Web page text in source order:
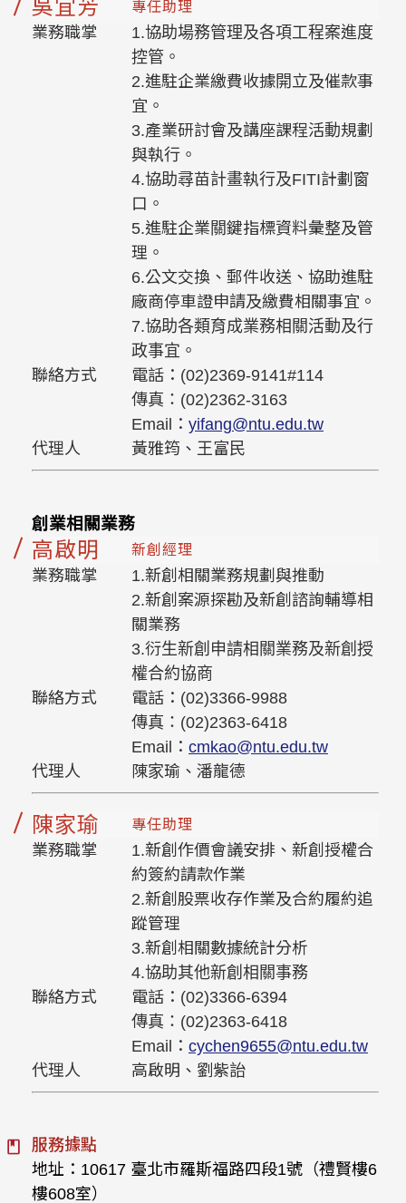
吳宜芳 專任助理
業務職掌
1.協助場務管理及各項工程案進度
控管。
2.進駐企業繳費收據開立及催款事
宜。
3.產業研討會及講座課程活動規劃
與執行。
4.協助尋苗計畫執行及FITI計劃窗
口。
5.進駐企業關鍵指標資料彙整及管
理。
6.公文交換、郵件收送、協助進駐
廠商停車證申請及繳費相關事宜。
7.協助各類育成業務相關活動及行
政事宜。
聯絡方式
電話：(02)2369-9141#114
傳真：(02)2362-3163
Email： yifang@ntu.edu.tw
代理人
黃雅筠、王富民
創業相關業務
高啟明 新創經理
業務職掌
1.新創相關業務規劃與推動
2.新創案源探勘及新創諮詢輔導相
關業務
3.衍生新創申請相關業務及新創授
權合約協商
聯絡方式
電話：(02)3366-9988
傳真：(02)2363-6418
Email： cmkao@ntu.edu.tw
代理人
陳家瑜、潘龍德
陳家瑜 專任助理
業務職掌
1.新創作價會議安排、新創授權合
約簽約請款作業
2.新創股票收存作業及合約履約追
蹤管理
3.新創相關數據統計分析
4.協助其他新創相關事務
聯絡方式
電話：(02)3366-6394
傳真：(02)2363-6418
Email： cychen9655@ntu.edu.tw
代理人
高啟明、劉紫詒
服務據點
地址：10617 臺北市羅斯福路四段1號（禮賢樓6
樓608室）